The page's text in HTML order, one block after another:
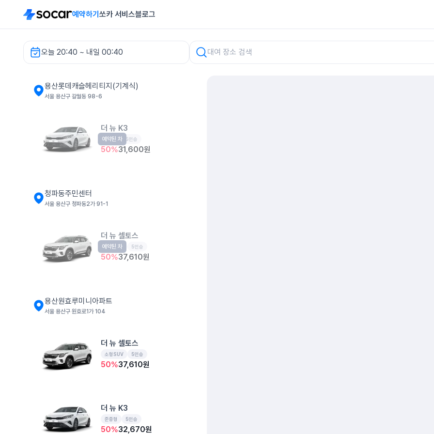
예약하기 쏘카 서비스블로그
오늘 20:40 ~ 내일 00:40
용산롯데캐슬헤리티지(기계식)
서울 용산구 갈월동 98-6
더 뉴 K3
준중형 5인승
50%31,600원
예약된 차
청파동주민센터
서울 용산구 청파동2가 91-1
더 뉴 셀토스
소형SUV 5인승
50%37,610원
예약된 차
용산원효루미니아파트
서울 용산구 원효로1가 104
더 뉴 셀토스
소형SUV 5인승
50%37,610원
더 뉴 K3
준중형 5인승
50%32,670원